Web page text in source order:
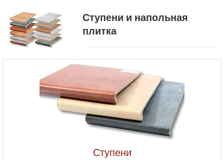
Ступени и напольная
плитка
Ступени